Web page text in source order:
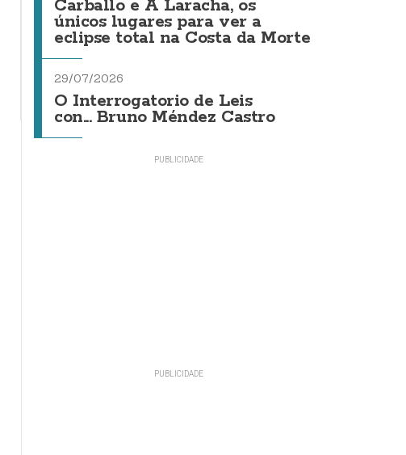
Carballo e A Laracha, os
únicos lugares para ver a
eclipse total na Costa da Morte
29/07/2026
O Interrogatorio de Leis
con... Bruno Méndez Castro